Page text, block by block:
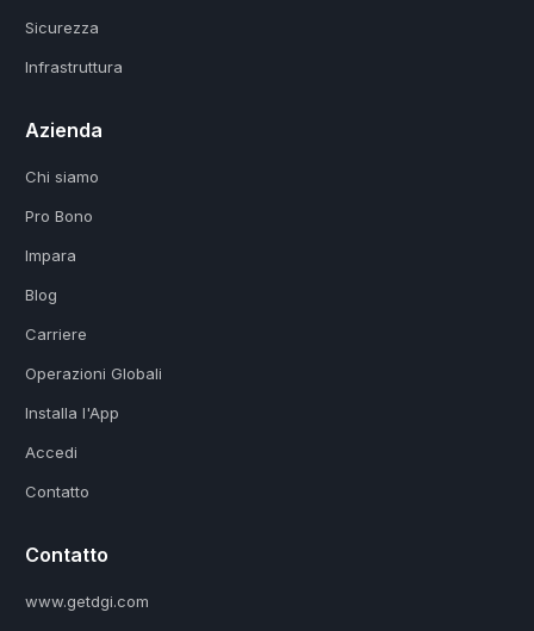
Sicurezza
Infrastruttura
Azienda
Chi siamo
Pro Bono
Impara
Blog
Carriere
Operazioni Globali
Installa l'App
Accedi
Contatto
Contatto
www.getdgi.com